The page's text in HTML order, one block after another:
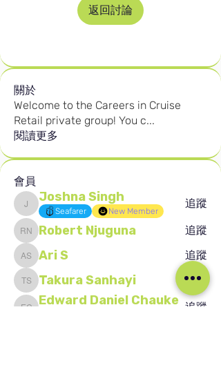
返回討論
關於
Welcome to the Careers in Cruise
Retail private group! You c...
閱讀更多
會員
Joshna Singh
Joshna Singh
Seafarer New Member
追蹤
Robert Njuguna
Robert Njuguna 追蹤
Ari SAri S 追蹤
Takura Sanhayi
Takura Sanhayi 追蹤
Edward Daniel Chauke 追蹤